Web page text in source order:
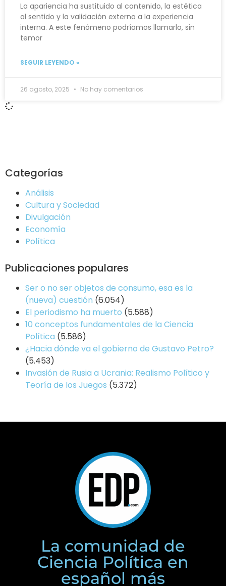
La apariencia ha sustituido al contenido, la estética
al sentido y la validación externa a la experiencia
interna. A este fenómeno podríamos llamarlo, sin
temor
SEGUIR LEYENDO »
26 agosto, 2025 No hay comentarios
Categorías
Análisis
Cultura y Sociedad
Divulgación
Economía
Política
Publicaciones populares
Ser o no ser objetos de consumo, esa es la
(nueva) cuestión (6.054)
El periodismo ha muerto (5.588)
10 conceptos fundamentales de la Ciencia
Política (5.586)
¿Hacia dónde va el gobierno de Gustavo Petro?
(5.453)
Invasión de Rusia a Ucrania: Realismo Político y
Teoría de los Juegos (5.372)
La comunidad de
Ciencia Política en
español más